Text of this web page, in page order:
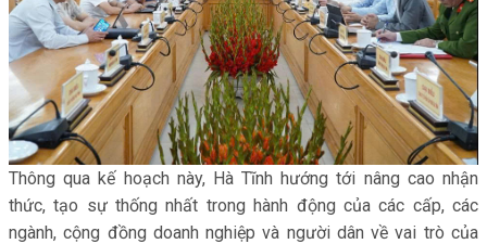
Thông qua kế hoạch này, Hà Tĩnh hướng tới nâng cao nhận
thức, tạo sự thống nhất trong hành động của các cấp, các
ngành, cộng đồng doanh nghiệp và người dân về vai trò của